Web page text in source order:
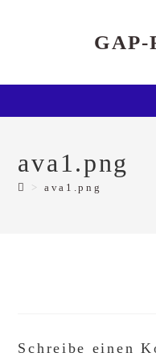
GAP-
ava1.png
> ava1.png
Schreibe einen